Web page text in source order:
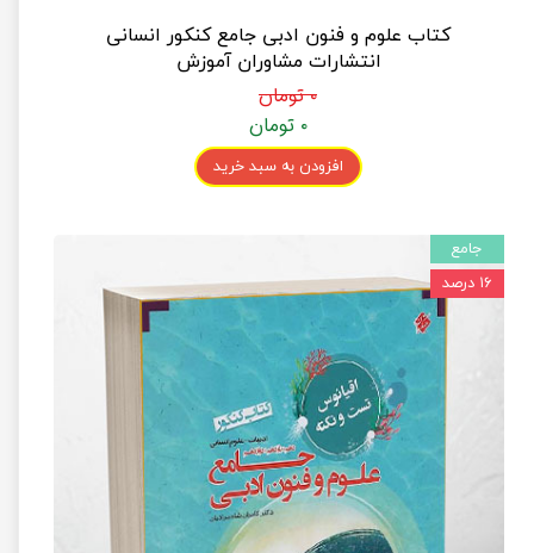
کتاب علوم و فنون ادبی جامع کنکور انسانی
انتشارات مشاوران آموزش
۰ تومان
۰ تومان
افزودن به سبد خرید
جامع
۱۶ درصد